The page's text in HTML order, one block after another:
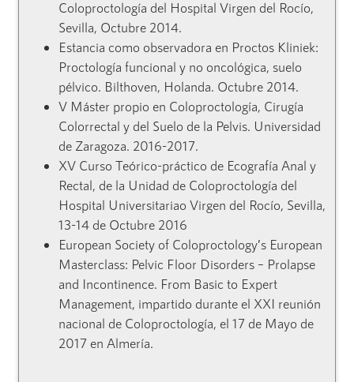
Coloproctología del Hospital Virgen del Rocío,
Sevilla, Octubre 2014.
Estancia como observadora en Proctos Kliniek:
Proctología funcional y no oncológica, suelo
pélvico. Bilthoven, Holanda. Octubre 2014.
V Máster propio en Coloproctología, Cirugía
Colorrectal y del Suelo de la Pelvis. Universidad
de Zaragoza. 2016-2017.
XV Curso Teórico-práctico de Ecografía Anal y
Rectal, de la Unidad de Coloproctología del
Hospital Universitariao Virgen del Rocío, Sevilla,
13-14 de Octubre 2016
European Society of Coloproctology’s European
Masterclass: Pelvic Floor Disorders – Prolapse
and Incontinence. From Basic to Expert
Management, impartido durante el XXI reunión
nacional de Coloproctología, el 17 de Mayo de
2017 en Almería.